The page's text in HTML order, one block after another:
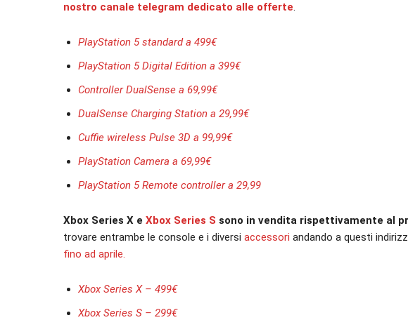
nostro canale telegram dedicato alle offerte.
PlayStation 5 standard a 499€
PlayStation 5 Digital Edition a 399€
Controller DualSense a 69,99€
DualSense Charging Station a 29,99€
Cuffie wireless Pulse 3D a 99,99€
PlayStation Camera a 69,99€
PlayStation 5 Remote controller a 29,99
Xbox Series X e Xbox Series S sono in vendita rispettivamente al
trovare entrambe le console e i diversi accessori andando a questi
fino ad aprile.
Xbox Series X – 499€
Xbox Series S – 299€